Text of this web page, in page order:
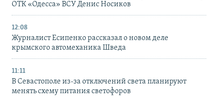
ОТК «Одесса» ВСУ Денис Носиков
12:08
Журналист Есипенко рассказал о новом деле
крымского автомеханика Шведа
11:11
В Севастополе из-за отключений света планируют
менять схему питания светофоров